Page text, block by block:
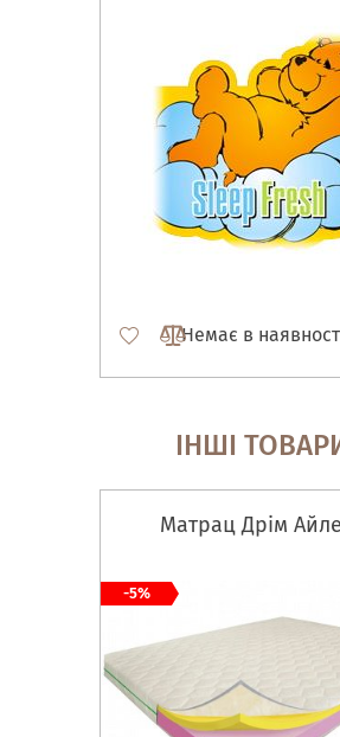
Немає в
ІНШІ
Матрац Дрім
-5%